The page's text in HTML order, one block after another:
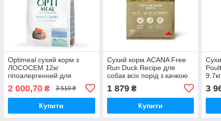
Optimeal сухий корм з
ЛОСОСЕМ 12кг
гіпоалергенний для
дорослих собак середніх
та великих порід
2 000,70 ₴ 3 510 ₴
Купити
Сухий корм ACANA Free
Run Duck Recipe для
собак всіх порід з качкою
1 879₴
Купити
9.7кг
3